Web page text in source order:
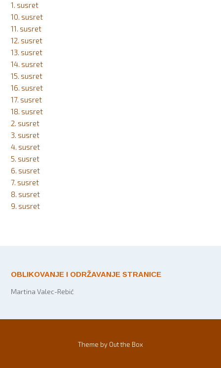
1. susret
10. susret
11. susret
12. susret
13. susret
14. susret
15. susret
16. susret
17. susret
18. susret
2. susret
3. susret
4. susret
5. susret
6. susret
7. susret
8. susret
9. susret
OBLIKOVANJE I ODRŽAVANJE STRANICE
Martina Valec-Rebić
Theme by Out the Box